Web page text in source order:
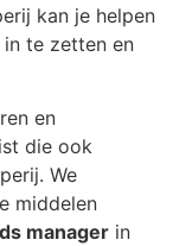
kan je helpen
te zetten en
en
die ook
We
middelen
manager in